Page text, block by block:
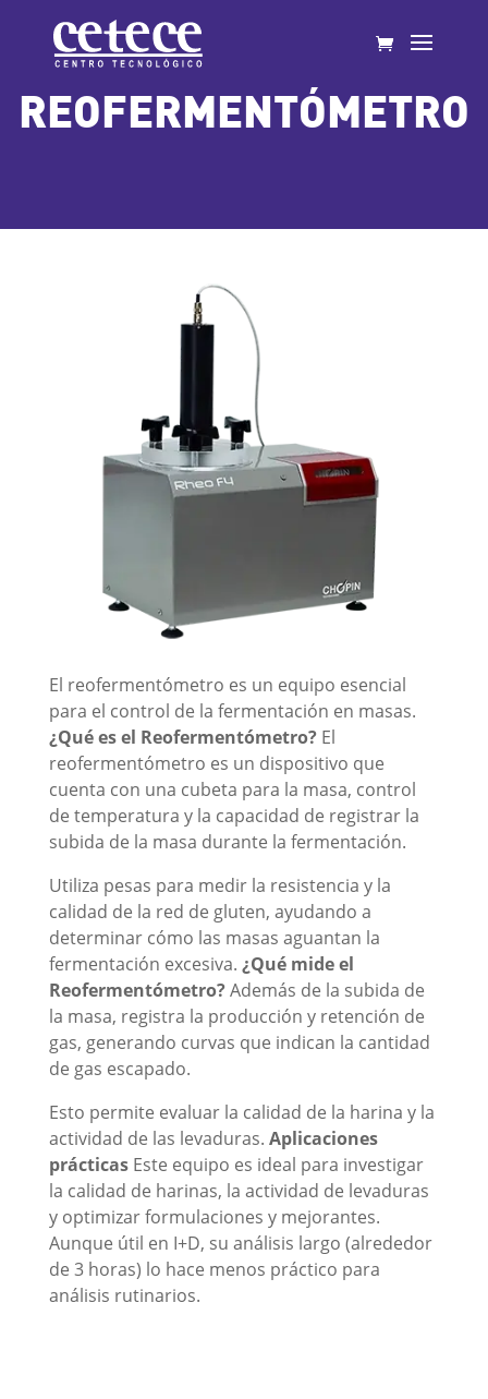
REOFERMENTÓMETRO
El reofermentómetro es un equipo esencial
para el control de la fermentación en masas.
¿Qué es el Reofermentómetro?El
reofermentómetro es un dispositivo que
cuenta con una cubeta para la masa, control
de temperatura y la capacidad de registrar la
subida de la masa durante la fermentación.
Utiliza pesas para medir la resistencia y la
calidad de la red de gluten, ayudando a
determinar cómo las masas aguantan la
fermentación excesiva. ¿Qué mide el
Reofermentómetro?Además de la subida de
la masa, registra la producción y retención de
gas, generando curvas que indican la cantidad
de gas escapado.
Esto permite evaluar la calidad de la harina y la
actividad de las levaduras. Aplicaciones
prácticasEste equipo es ideal para investigar
la calidad de harinas, la actividad de levaduras
y optimizar formulaciones y mejorantes.
Aunque útil en I+D, su análisis largo (alrededor
de 3 horas) lo hace menos práctico para
análisis rutinarios.